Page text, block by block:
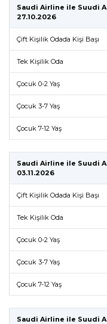
Saudi Airline ile Suudi
27.10.2026
Çift Kişilik Odada Kişi Başı
Tek Kişilik Oda
Çocuk 0-2 Yaş
Çocuk 3-7 Yaş
Çocuk 7-12 Yaş
Saudi Airline ile Suudi
03.11.2026
Çift Kişilik Odada Kişi Başı
Tek Kişilik Oda
Çocuk 0-2 Yaş
Çocuk 3-7 Yaş
Çocuk 7-12 Yaş
Saudi Airline ile Suudi